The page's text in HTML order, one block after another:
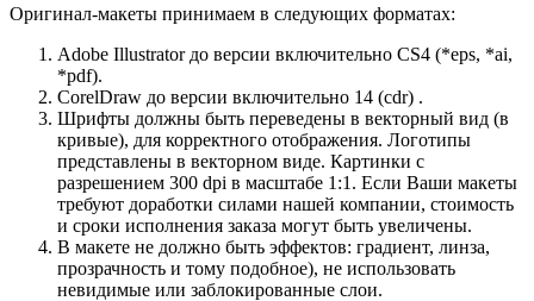
Оригинал-макеты принимаем в следующих форматах:
Adobe Illustrator до версии включительно CS4 (*eps, *ai,
*pdf).
CorelDraw до версии включительно 14 (cdr) .
Шрифты должны быть переведены в векторный вид (в
кривые), для корректного отображения. Логотипы
представлены в векторном виде. Картинки с
разрешением 300 dpi в масштабе 1:1. Если Ваши макеты
требуют доработки силами нашей компании, стоимость
и сроки исполнения заказа могут быть увеличены.
В макете не должно быть эффектов: градиент, линза,
прозрачность и тому подобное), не использовать
невидимые или заблокированные слои.